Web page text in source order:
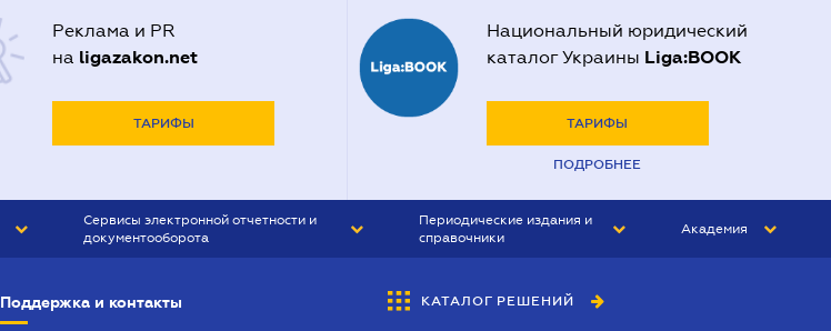
Реклама и PR
на ligazakon.net
ТАРИФЫ
Национальный юридический
каталог Украины Liga:BOOK
ТАРИФЫ
ПОДРОБНЕЕ
Сервисы электронной отчетности и
документооборота
Периодические издания и
справочники
БУХГАЛТЕР&ЗАКОН
Академия
Поддержка и контакты КАТАЛОГ РЕШЕНИЙ